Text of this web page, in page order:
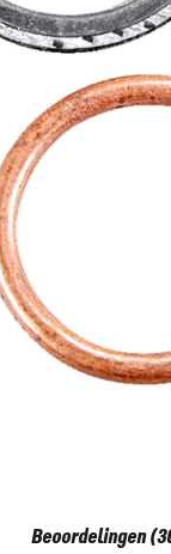
Beoordelingen